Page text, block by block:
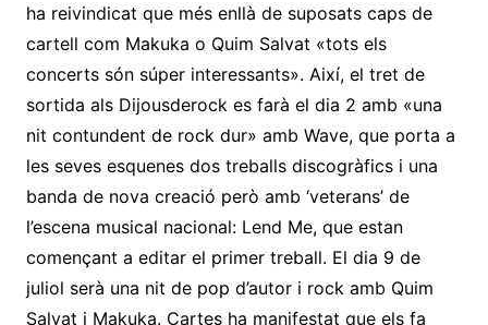
ha reivindicat que més enllà de suposats caps de
cartell com Makuka o Quim Salvat «tots els
concerts són súper interessants». Així, el tret de
sortida als Dijousderock es farà el dia 2 amb «una
nit contundent de rock dur» amb Wave, que porta a
les seves esquenes dos treballs discogràfics i una
banda de nova creació però amb ‘veterans’ de
l’escena musical nacional: Lend Me, que estan
començant a editar el primer treball. El dia 9 de
juliol serà una nit de pop d’autor i rock amb Quim
Salvat i Makuka. Cartes ha manifestat que els fa